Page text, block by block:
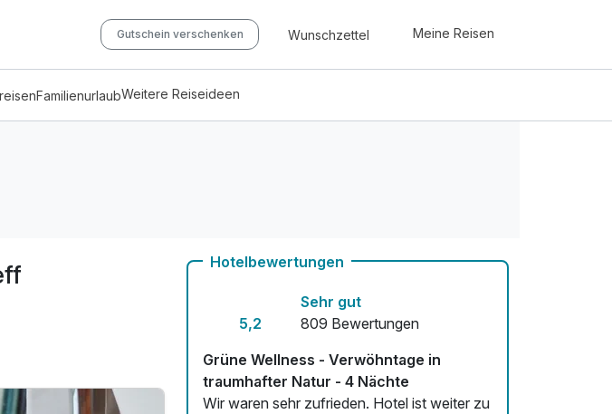
Gutschein verschenken Wunschzettel Meine Reisen
FamilienurlaubWeitere Reiseideen
Hotelbewertungen
5,2
Sehr gut
809 Bewertungen
Grüne Wellness - Verwöhntage in
traumhafter Natur - 4 Nächte
Wir waren sehr zufrieden. Hotel ist weiter zu